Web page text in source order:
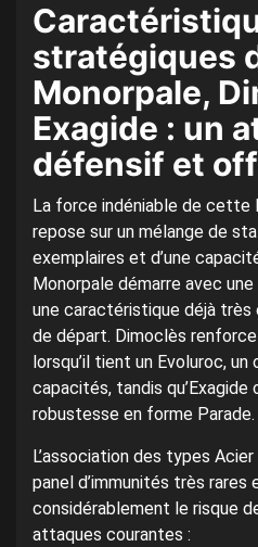
stratégiques
Monorpale,
Exagide : un
défensif et
La force indéniable de cette
repose sur un mélange de
exemplaires et d’une
Monorpale démarre avec
une caractéristique déjà très
de départ. Dimoclès
lorsqu’il tient un Evoluroc,
capacités, tandis
robustesse en forme Parade.
L’association des types
panel d’immunités très rares
considérablement le risque
attaques courantes :